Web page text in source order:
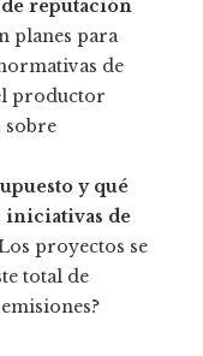
reputación
planes para
de
productor
sobre
y qué
iniciativas de
proyectos se
total de